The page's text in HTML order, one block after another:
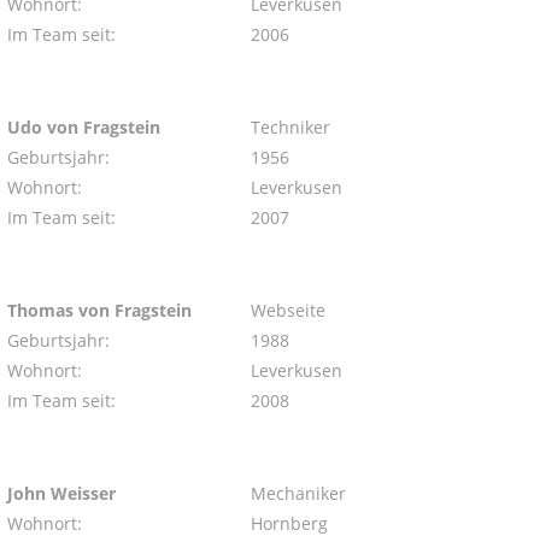
Im Team seit:
2006
Udo von Fragstein
Techniker
Geburtsjahr:
1956
Wohnort:
Leverkusen
Im Team seit:
2007
Thomas von Fragstein
Webseite
Geburtsjahr:
1988
Wohnort:
Leverkusen
Im Team seit:
2008
John Weisser
Mechaniker
Wohnort:
Hornberg